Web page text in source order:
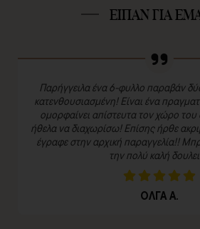
ΕΙΠΑΝ ΓΙΑ
Παρήγγειλα ένα 6-φυλλο παραβάν
κατενθουσιασμένη! Είναι ένα
ομορφαίνει απίστευτα τον χώρο
ήθελα να διαχωρίσω! Επίσης ήρθε
έγραφε στην αρχική παραγγελία!!
την πολύ καλή
ΟΛΓΑ Α.